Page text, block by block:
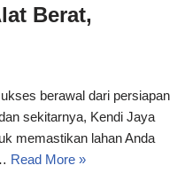
Berat,
berawal dari persiapan
sekitarnya, Kendi Jaya
memastikan lahan Anda
Read More »